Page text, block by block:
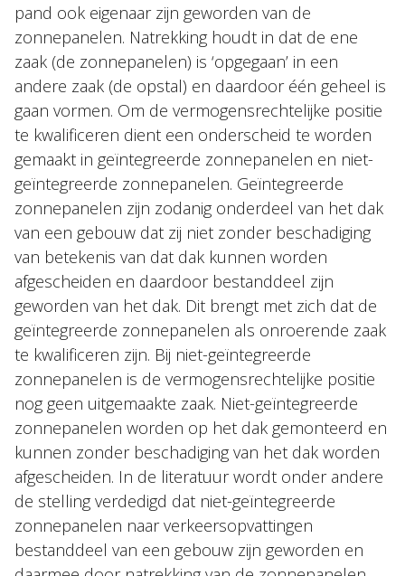
pand ook eigenaar zijn geworden van de
zonnepanelen. Natrekking houdt in dat de ene
zaak (de zonnepanelen) is ‘opgegaan’ in een
andere zaak (de opstal) en daardoor één geheel is
gaan vormen. Om de vermogensrechtelijke positie
te kwalificeren dient een onderscheid te worden
gemaakt in geïntegreerde zonnepanelen en niet-
geïntegreerde zonnepanelen. Geïntegreerde
zonnepanelen zijn zodanig onderdeel van het dak
van een gebouw dat zij niet zonder beschadiging
van betekenis van dat dak kunnen worden
afgescheiden en daardoor bestanddeel zijn
geworden van het dak. Dit brengt met zich dat de
geïntegreerde zonnepanelen als onroerende zaak
te kwalificeren zijn. Bij niet-geïntegreerde
zonnepanelen is de vermogensrechtelijke positie
nog geen uitgemaakte zaak. Niet-geïntegreerde
zonnepanelen worden op het dak gemonteerd en
kunnen zonder beschadiging van het dak worden
afgescheiden. In de literatuur wordt onder andere
de stelling verdedigd dat niet-geïntegreerde
zonnepanelen naar verkeersopvattingen
bestanddeel van een gebouw zijn geworden en